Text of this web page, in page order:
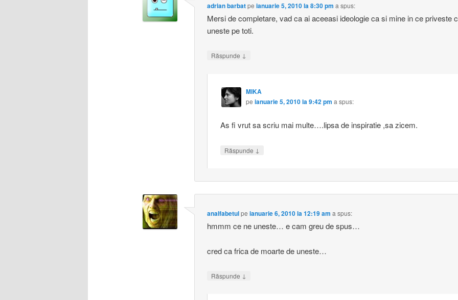
adrian barbatpeianuarie 5, 2010 la 8:30 pm a spus:
Mersi de completare, vad ca ai aceeasi ideologie ca si mine in ce priveste
uneste pe toti.
Răspunde ↓
MIKA
pe ianuarie 5, 2010 la 9:42 pm a spus:
As fi vrut sa scriu mai multe….lipsa de inspiratie ,sa zicem.
Răspunde ↓
analfabetulpeianuarie 6, 2010 la 12:19 am a spus:
hmmm ce ne uneste… e cam greu de spus…
cred ca frica de moarte de uneste…
Răspunde ↓